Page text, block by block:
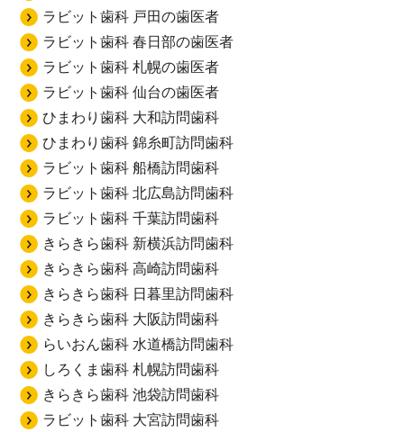
ラビット歯科 戸田の歯医者
ラビット歯科 春日部の歯医者
ラビット歯科 札幌の歯医者
ラビット歯科 仙台の歯医者
ひまわり歯科 大和訪問歯科
ひまわり歯科 錦糸町訪問歯科
ラビット歯科 船橋訪問歯科
ラビット歯科 北広島訪問歯科
ラビット歯科 千葉訪問歯科
きらきら歯科 新横浜訪問歯科
きらきら歯科 高崎訪問歯科
きらきら歯科 日暮里訪問歯科
きらきら歯科 大阪訪問歯科
らいおん歯科 水道橋訪問歯科
しろくま歯科 札幌訪問歯科
きらきら歯科 池袋訪問歯科
ラビット歯科 大宮訪問歯科